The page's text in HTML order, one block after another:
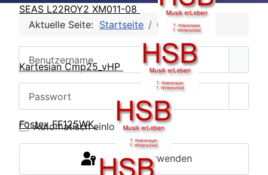
SEAS L22ROY2 XM011-08
Kartesian Cmp25_vHP
Fostex FF125WK
Aktuelle Seite: Startseite CB Login
Automatisch einloggen
Passkey verwenden